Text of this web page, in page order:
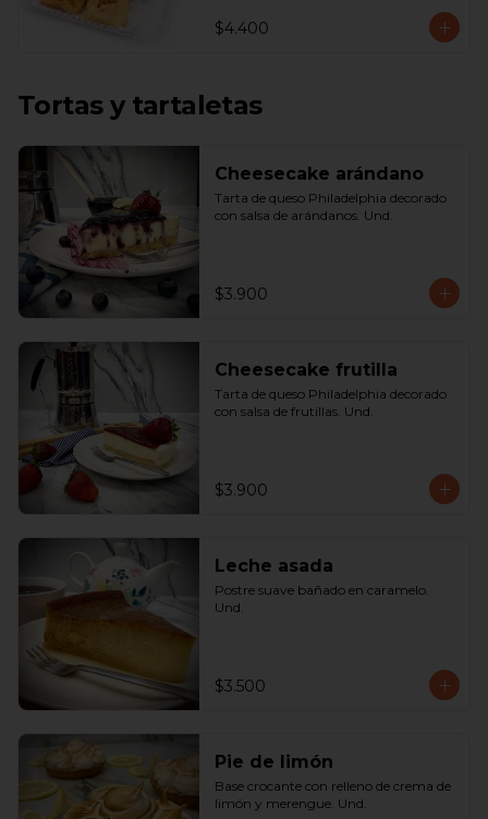
$4.400
Tortas y tartaletas
Cheesecake arándano
Tarta de queso Philadelphia decorado
con salsa de arándanos. Und.
$3.900
Cheesecake frutilla
Tarta de queso Philadelphia decorado
con salsa de frutillas. Und.
$3.900
Leche asada
Postre suave bañado en caramelo.
Und.
$3.500
Pie de limón
Base crocante con relleno de crema de
limón y merengue. Und.